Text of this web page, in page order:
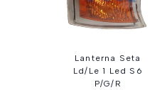
Lanterna Seta
Ld/Le 1 Led S6
P/G/R